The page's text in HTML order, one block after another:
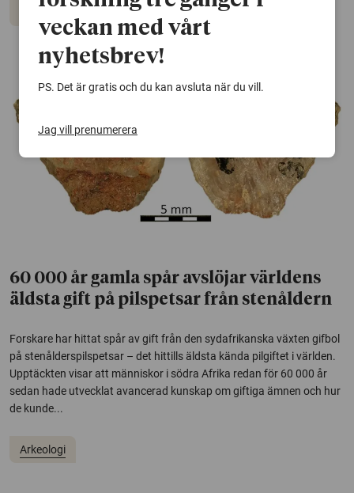
60 000 år gamla spår avslöjar världens
äldsta gift på pilspetsar från stenåldern
Forskare har hittat spår av gift från den sydafrikanska växten gifbol
på stenålderspilspetsar – det hittills äldsta kända pilgiftet i världen.
Upptäckten visar att människor i södra Afrika redan för 60 000 år
sedan hade utvecklat avancerad kunskap om giftiga ämnen och hur
de kunde...
Arkeologi
veckan med vårt
nyhetsbrev!
PS. Det är gratis och du kan avsluta när du vill.
Jag vill prenumerera